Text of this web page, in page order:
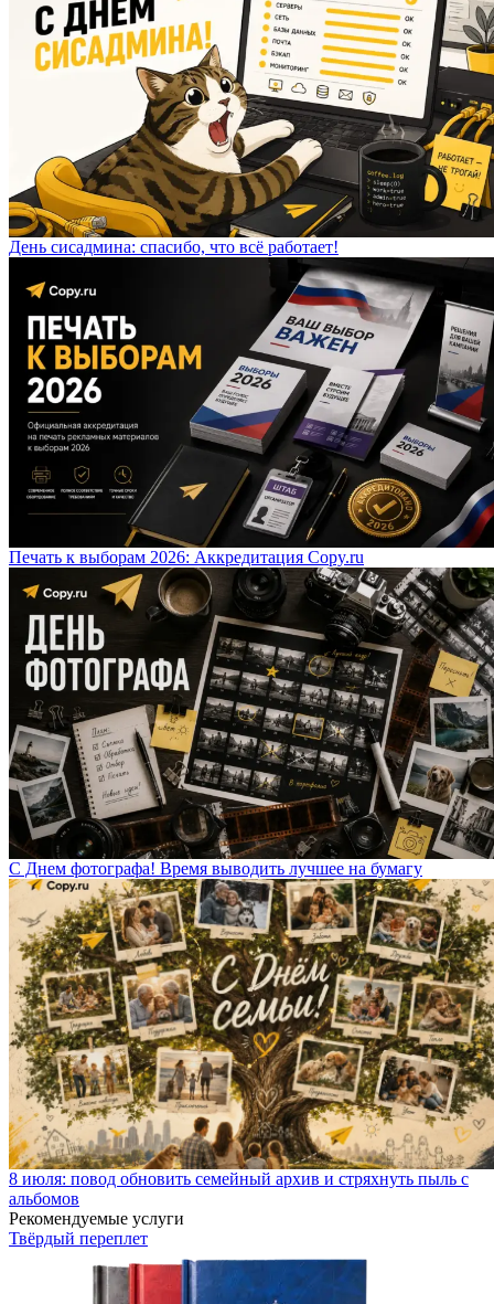
День сисадмина: спасибо, что всё работает!
Печать к выборам 2026: Аккредитация Copy.ru
С Днем фотографа! Время выводить лучшее на бумагу
8 июля: повод обновить семейный архив и стряхнуть пыль с
альбомов
Рекомендуемые услуги
Твёрдый переплет